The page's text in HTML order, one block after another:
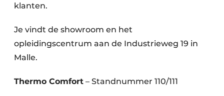
klanten.
Je vindt de showroom en het
opleidingscentrum aan de Industrieweg 19 in
Malle.
Thermo Comfort – Standnummer 110/111